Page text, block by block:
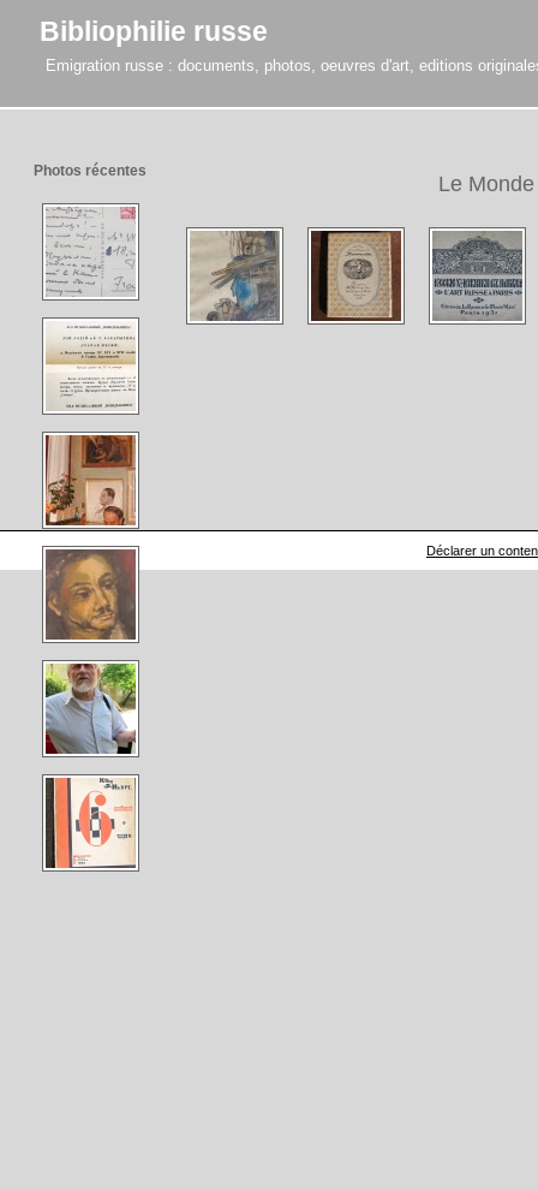
Bibliophilie russe
Emigration russe : documents, photos, oeuvres d'art, editions
Le
Photos récentes
Déclarer un